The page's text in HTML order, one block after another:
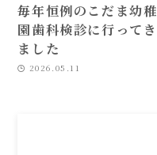
毎年恒例のこだま幼稚
園歯科検診に行ってき
ました
2026.05.11